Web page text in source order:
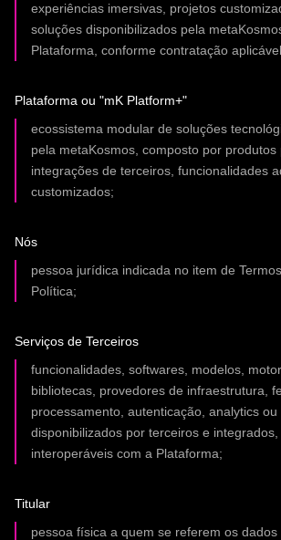
experiências imersivas, projetos
soluções disponibilizados pela
Plataforma, conforme contratação
Plataforma ou "mK Platform+"
ecossistema modular de soluções
pela metaKosmos, composto por produtos
integrações de terceiros, funcionalidades
customizados;
Nós
pessoa jurídica indicada no item de
Política;
Serviços de Terceiros
funcionalidades, softwares, modelos,
bibliotecas, provedores de infraestrutura,
processamento, autenticação, analytics
disponibilizados por terceiros e
interoperáveis com a Plataforma;
Titular
pessoa física a quem se referem os